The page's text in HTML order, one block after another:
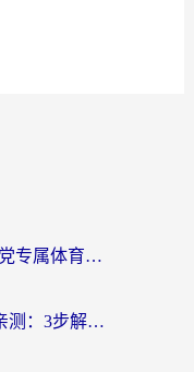
国外怎么看CBA比赛？海外党专属体育直播指南，告别地区限制看球自由
国外看芒果tv总卡？留学生亲测：3步解决地域限制+流畅追剧攻略